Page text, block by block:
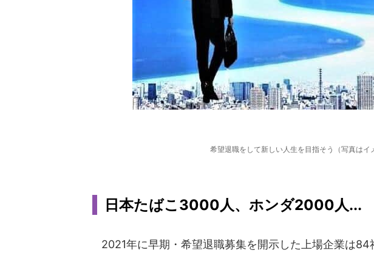
希望退職をして新しい人生を目指そう（写真はイ
日本たばこ3000人、ホンダ2000人...
2021年に早期・希望退職募集を開示した上場企業は